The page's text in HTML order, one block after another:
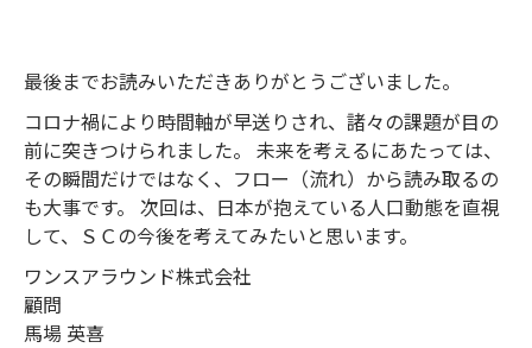
最後までお読みいただきありがとうございました。
コロナ禍により時間軸が早送りされ、諸々の課題が目の
前に突きつけられました。 未来を考えるにあたっては、
その瞬間だけではなく、フロー（流れ）から読み取るの
も大事です。 次回は、日本が抱えている人口動態を直視
して、ＳＣの今後を考えてみたいと思います。
ワンスアラウンド株式会社
顧問
馬場 英喜